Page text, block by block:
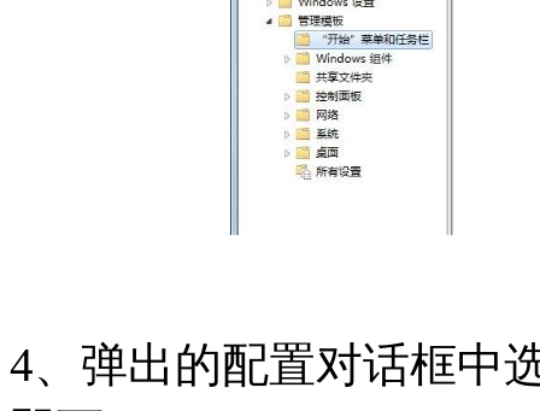
4、弹出的配置对话框中